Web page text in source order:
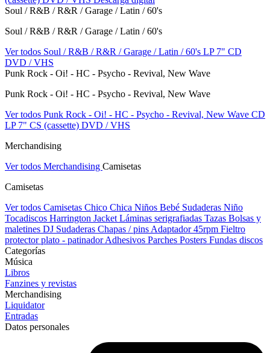
Soul / R&B / R&R / Garage / Latin / 60's
Soul / R&B / R&R / Garage / Latin / 60's
Ver todos Soul / R&B / R&R / Garage / Latin / 60's LP 7" CD
DVD / VHS
Punk Rock - Oi! - HC - Psycho - Revival, New Wave
Punk Rock - Oi! - HC - Psycho - Revival, New Wave
Ver todos Punk Rock - Oi! - HC - Psycho - Revival, New Wave CD
LP 7" CS (cassette) DVD / VHS
Merchandising
Ver todos Merchandising Camisetas
Camisetas
Ver todos Camisetas Chico Chica Niños Bebé Sudaderas Niño
Tocadiscos Harrington Jacket Láminas serigrafiadas Tazas Bolsas y
maletines DJ Sudaderas Chapas / pins Adaptador 45rpm Fieltro
protector plato - patinadorAdhesivos Parches Posters Fundas discos
Categorías
Música
Libros
Fanzines y revistas
Merchandising
Liquidator
Entradas
Datos personales